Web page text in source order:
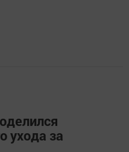
ухода за